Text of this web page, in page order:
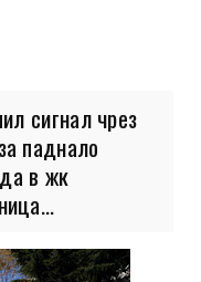
сигнал чрез
паднало
в жк